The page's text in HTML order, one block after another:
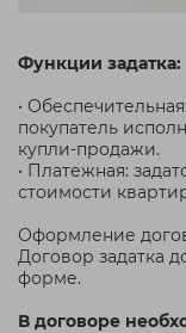
Функции задатка:
•
покупатель
купли-продажи.
• Платежная:
стоимости
Оформление
Договор задатка
форме.
В договоре